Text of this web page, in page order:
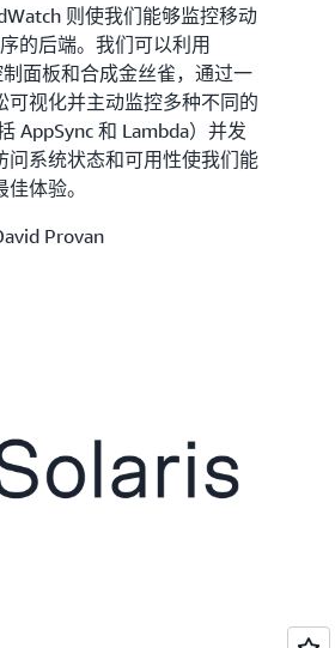
则使我们能够监控移动
的后端。我们可以利用
面板和合成金丝雀，通过一
可视化并主动监控多种不同的
AppSync 和 Lambda）并发
问系统状态和可用性使我们能
体验。
Provan